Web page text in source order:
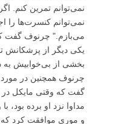
نمی‌توانم تمرین کنم.
نمی‌توانم کنسرت‌ها
می‌بازم." چرنوف گفت
یکی دیگر از پزشکانش
بخشی از بی‌خوابیش به
چرنوف همچنین در
مداوا نزد او برده
و موری موافقت کرد که